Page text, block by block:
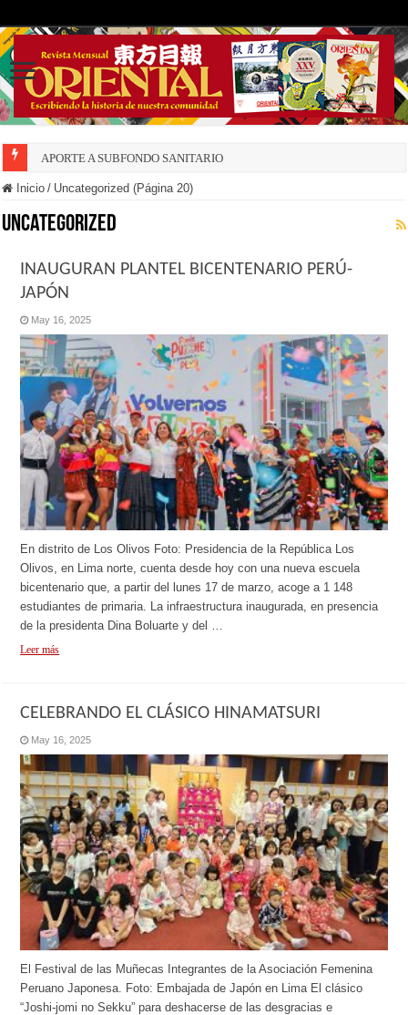
APORTE A SUBFONDO SANITARIO
DECRECE NATALIDAD INSULAR
Inicio / Uncategorized (Página 20)
Uncategorized
INAUGURAN PLANTEL BICENTENARIO PERÚ-
JAPÓN
May 16, 2025
En distrito de Los Olivos Foto: Presidencia de la República Los
Olivos, en Lima norte, cuenta desde hoy con una nueva escuela
bicentenario que, a partir del lunes 17 de marzo, acoge a 1 148
estudiantes de primaria. La infraestructura inaugurada, en presencia
de la presidenta Dina Boluarte y del …
Leer más
CELEBRANDO EL CLÁSICO HINAMATSURI
May 16, 2025
El Festival de las Muñecas Integrantes de la Asociación Femenina
Peruano Japonesa. Foto: Embajada de Japón en Lima El clásico
“Joshi-jomi no Sekku” para deshacerse de las desgracias e